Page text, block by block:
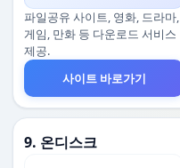
파일공유 사이트, 영화, 드라마,
게임, 만화 등 다운로드 서비스
제공.
사이트 바로가기
9. 온디스크